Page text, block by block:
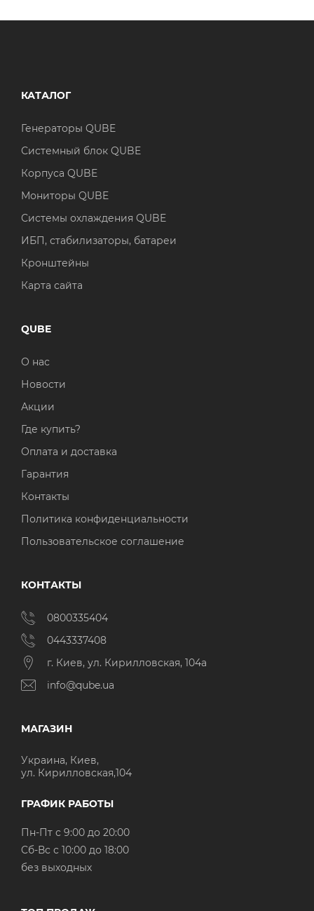
КАТАЛОГ
Генераторы QUBE
Системный блок QUBE
Корпуса QUBE
Мониторы QUBE
Системы охлаждения QUBE
ИБП, стабилизаторы, батареи
Кронштейны
Карта сайта
QUBE
О нас
Новости
Акции
Где купить?
Оплата и доставка
Гарантия
Контакты
Политика конфиденциальности
Пользовательское соглашение
КОНТАКТЫ
0800335404
0443337408
г. Киев, ул. Кирилловская, 104а
info@qube.ua
МАГАЗИН
Украина, Киев,
ул. Кирилловская,104
ГРАФИК РАБОТЫ
Пн-Пт с 9:00 до 20:00
Cб-Вс с 10:00 до 18:00
без выходных